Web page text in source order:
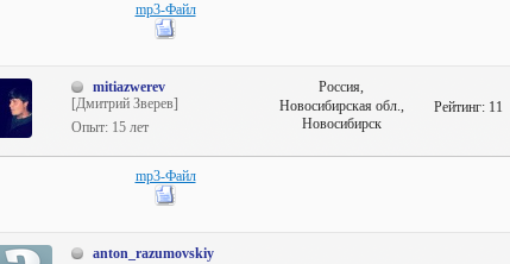
mp3-Файл
mitiazwerev
[Дмитрий Зверев]
Опыт: 15 лет
Рейтинг:11
Россия,
Новосибирская обл.,
Новосибирск
mp3-Файл
anton_razumovskiy